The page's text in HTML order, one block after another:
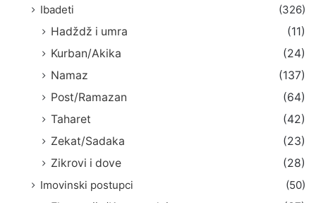
Ibadeti
(326)
Hadždž i umra
(11)
Kurban/Akika
(24)
Namaz
(137)
Post/Ramazan
(64)
Taharet
(42)
Zekat/Sadaka
(23)
Zikrovi i dove
(28)
Imovinski postupci
(50)